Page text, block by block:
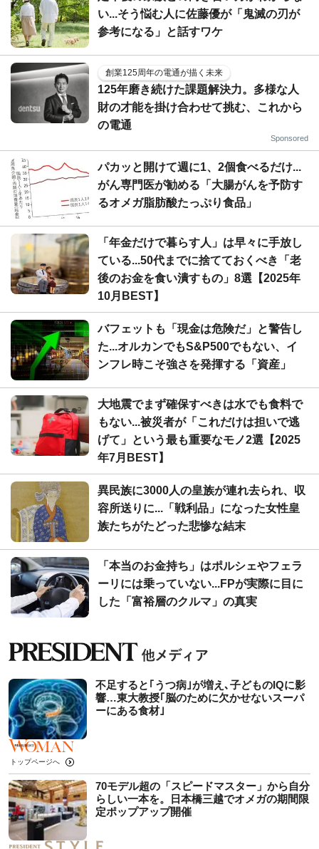
い...そう悩む人に佐藤優が「鬼滅の刃が
参考になる」と話すワケ
創業125周年の電通が描く未来
125年磨き続けた課題解決力。多様な人
財の才能を掛け合わせて挑む、これから
の電通
Sponsored
パカッと開けて週に1、2個食べるだけ...
がん専門医が勧める「大腸がんを予防す
るオメガ脂肪酸たっぷり食品」
「年金だけで暮らす人」は早々に手放し
ている...50代までに捨てておくべき「老
後のお金を食い潰すもの」8選【2025年
10月BEST】
バフェットも「現金は危険だ」と警告し
た...オルカンでもS&P500でもない、イ
ンフレ時こそ強さを発揮する「資産」
大地震でまず確保すべきは水でも食料で
もない...被災者が「これだけは担いで逃
げて」という最も重要なモノ2選【2025
年7月BEST】
異民族に3000人の皇族が連れ去られ、収
容所送りに...「戦利品」になった女性皇
族たちがたどった悲惨な結末
「本当のお金持ち」はポルシェやフェラ
ーリには乗っていない...FPが実際に目に
した「富裕層のクルマ」の真実
不足すると｢うつ病｣が増え､子どものIQに影
響…東大教授｢脳のために欠かせないスーパ
ーにある食材｣
トップページへ
70モデル超の「スピードマスター」から自分
らしい一本を。日本橋三越でオメガの期間限
定ポップアップ開催